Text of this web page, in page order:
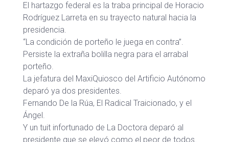
El hartazgo federal es la traba principal de Horacio
Rodríguez Larreta en su trayecto natural hacia la
presidencia.
“La condición de porteño le juega en contra”.
Persiste la extraña bolilla negra para el arrabal
porteño.
La jefatura del MaxiQuiosco del Artificio Autónomo
deparó ya dos presidentes.
Fernando De la Rúa, El Radical Traicionado, y el
Ángel.
Y un tuit infortunado de La Doctora deparó al
presidente que se elevó como el peor de todos.